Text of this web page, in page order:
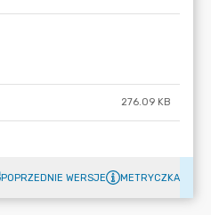
276.09 KB
POPRZEDNIE WERSJE METRYCZKA